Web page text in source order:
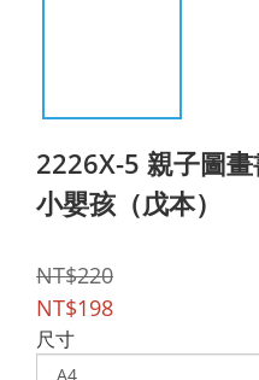
2226X-5 親子圖
小嬰孩（戊本）
NT$220
NT$198
尺寸